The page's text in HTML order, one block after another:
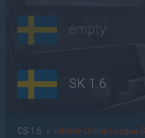
empty
SK 1.6
CS 1.6 » Inferno Online League